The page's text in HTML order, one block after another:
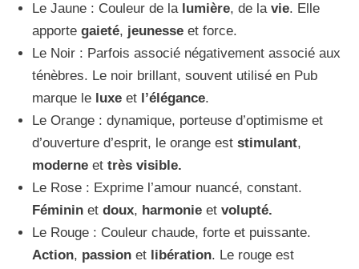
Le Jaune : Couleur de la lumière, de la vie. Elle
apporte gaieté, jeunesse et force.
Le Noir : Parfois associé négativement associé aux
ténèbres. Le noir brillant, souvent utilisé en Pub
marque le luxe et l’élégance.
Le Orange : dynamique, porteuse d’optimisme et
d’ouverture d’esprit, le orange est stimulant,
moderne et très visible.
Le Rose : Exprime l’amour nuancé, constant.
Féminin et doux, harmonie et volupté.
Le Rouge : Couleur chaude, forte et puissante.
Action, passion et libération. Le rouge est